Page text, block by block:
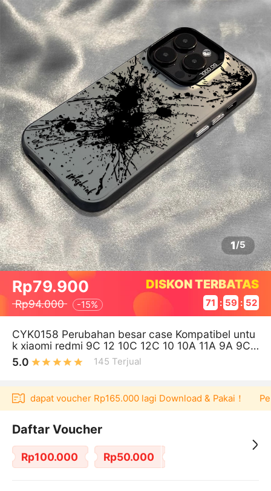
1/5
Rp79.900
Rp94.000 -15%
DISKON TERBATAS
71 : 59 : 52
CYK0158 Perubahan besar case Kompatibel untu
k xiaomi redmi 9C 12 10C 12C 10 10A 11A 9A 9C
casing untuk case hp redmi Not
5.0 145 Terjual
dapat voucher Rp165.000 lagi Download & Pakai！
Daftar Voucher
Rp100.000 Rp50.000